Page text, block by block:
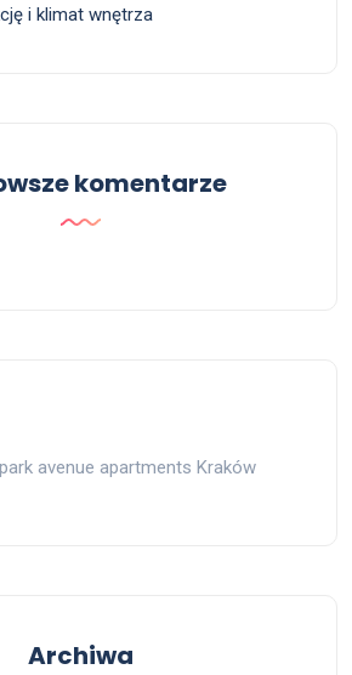
i klimat wnętrza
komentarze
avenue apartments Kraków
Archiwa